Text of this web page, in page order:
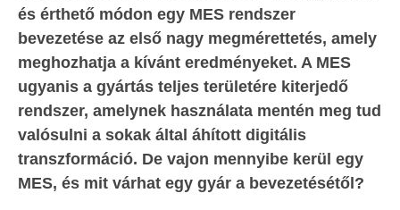
és érthető módon egy MES rendszer
bevezetése az első nagy megmérettetés, amely
meghozhatja a kívánt eredményeket. A MES
ugyanis a gyártás teljes területére kiterjedő
rendszer, amelynek használata mentén meg tud
valósulni a sokak által áhított digitális
transzformáció. De vajon mennyibe kerül egy
MES, és mit várhat egy gyár a bevezetésétől?